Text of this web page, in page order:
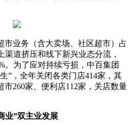
市业务（含大卖场、社区超市）占
渠道挤压和线下新兴业态分流，
。为了应对持续亏损，中百集团
”，全年关闭各类门店414家，其
市260家、便利店112家，关店数量
业”双主业发展